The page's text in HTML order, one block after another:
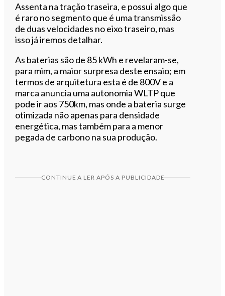
Assenta na tração traseira, e possui algo que
é raro no segmento que é uma transmissão
de duas velocidades no eixo traseiro, mas
isso já iremos detalhar.
As baterias são de 85 kWh e revelaram-se,
para mim, a maior surpresa deste ensaio; em
termos de arquitetura esta é de 800V e a
marca anuncia uma autonomia WLTP que
pode ir aos 750km, mas onde a bateria surge
otimizada não apenas para densidade
energética, mas também para a menor
pegada de carbono na sua produção.
CONTINUE A LER APÓS A PUBLICIDADE